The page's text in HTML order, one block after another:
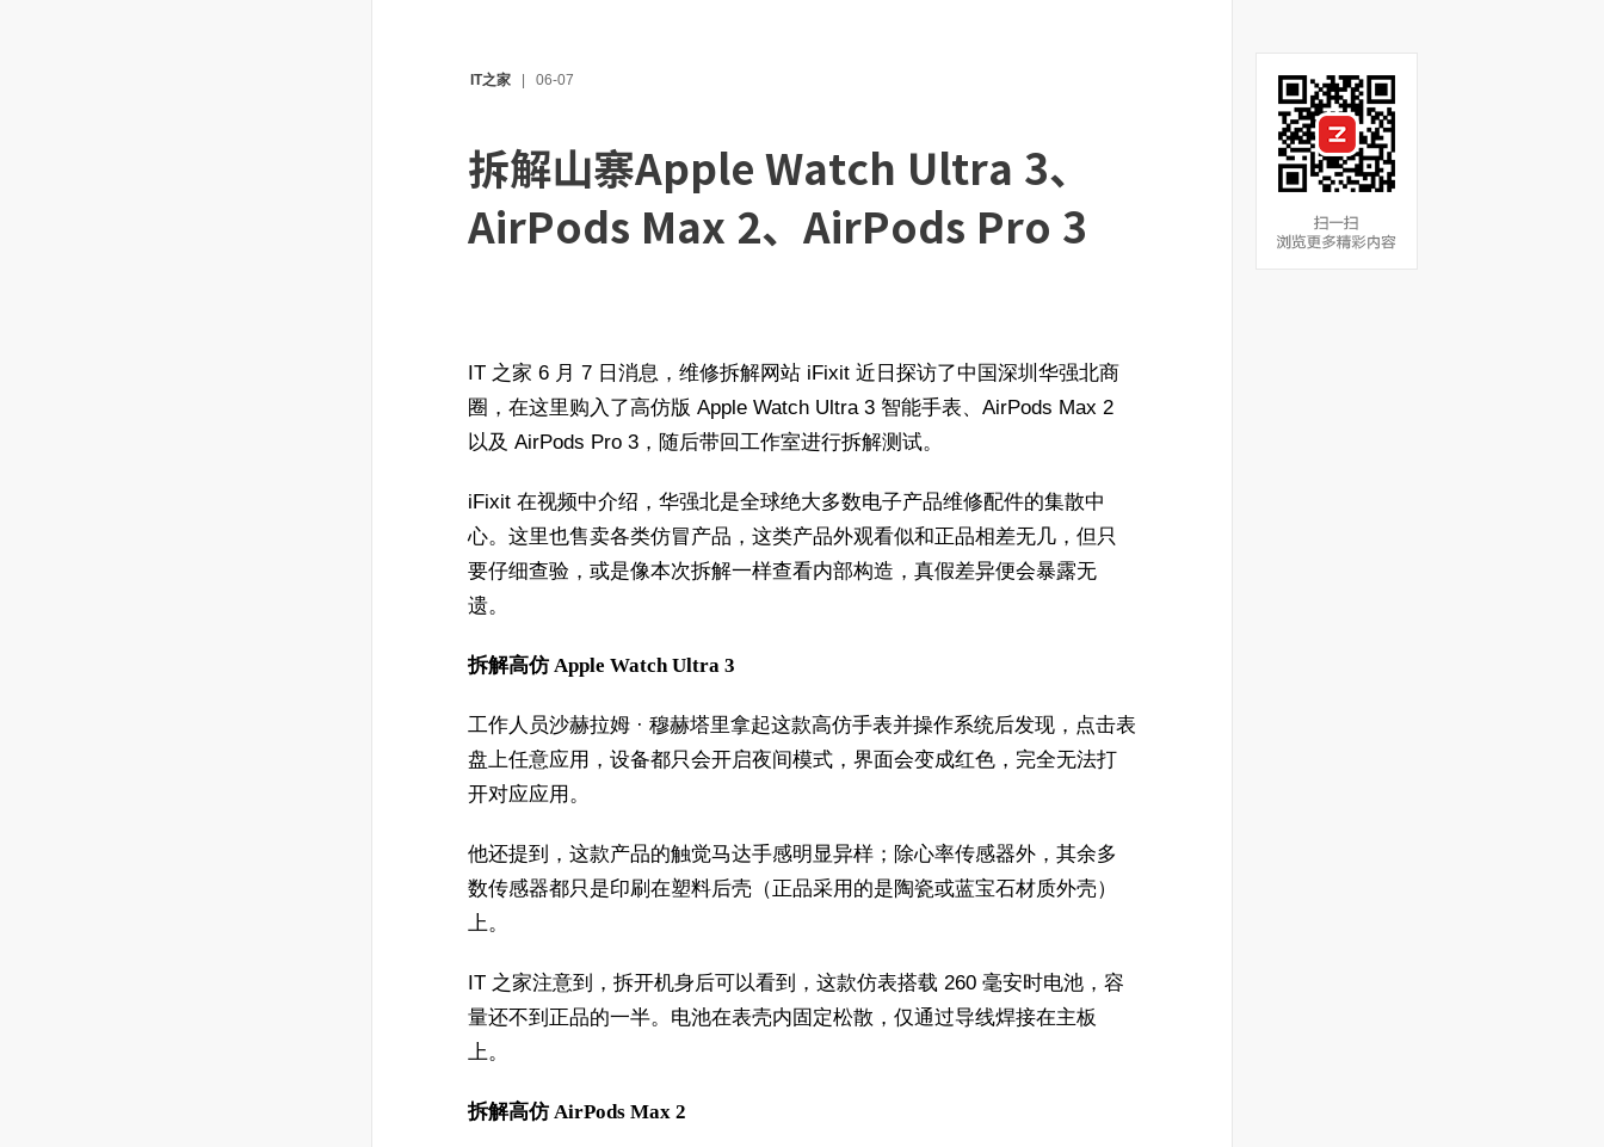
IT之家 06-07
拆解山寨Apple Watch Ultra 3、
AirPods Max 2、AirPods Pro 3
IT 之家 6 月 7 日消息，维修拆解网站 iFixit 近日探访了中国深圳华强北商
圈，在这里购入了高仿版 Apple Watch Ultra 3 智能手表、AirPods Max 2
以及 AirPods Pro 3，随后带回工作室进行拆解测试。
iFixit 在视频中介绍，华强北是全球绝大多数电子产品维修配件的集散中
心。这里也售卖各类仿冒产品，这类产品外观看似和正品相差无几，但只
要仔细查验，或是像本次拆解一样查看内部构造，真假差异便会暴露无
遗。
拆解高仿 Apple Watch Ultra 3
工作人员沙赫拉姆 · 穆赫塔里拿起这款高仿手表并操作系统后发现，点击表
盘上任意应用，设备都只会开启夜间模式，界面会变成红色，完全无法打
开对应应用。
他还提到，这款产品的触觉马达手感明显异样；除心率传感器外，其余多
数传感器都只是印刷在塑料后壳（正品采用的是陶瓷或蓝宝石材质外壳）
上。
IT 之家注意到，拆开机身后可以看到，这款仿表搭载 260 毫安时电池，容
量还不到正品的一半。电池在表壳内固定松散，仅通过导线焊接在主板
上。
拆解高仿 AirPods Max 2